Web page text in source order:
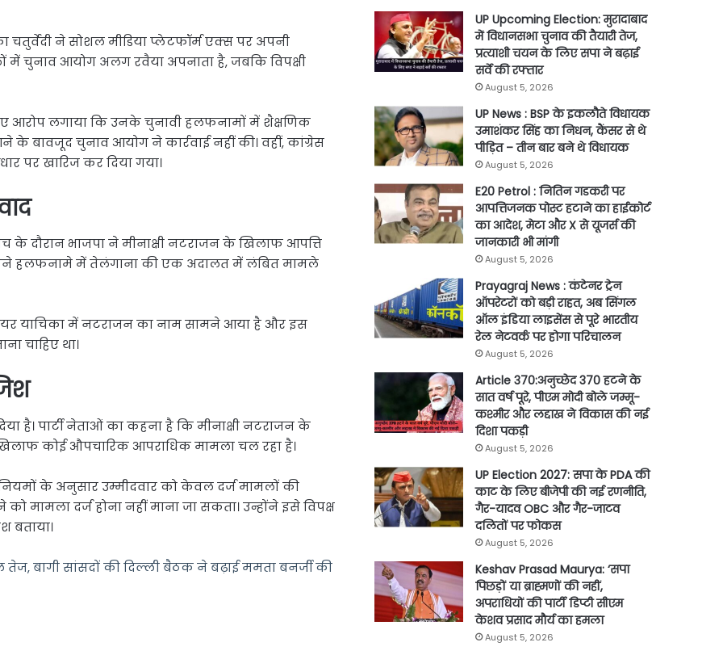
चतुर्वेदी ने सोशल मीडिया प्लेटफॉर्म एक्स पर अपनी
में चुनाव आयोग अलग रवैया अपनाता है, जबकि विपक्षी
हुए आरोप लगाया कि उनके चुनावी हलफनामों में शैक्षणिक
चुनाव आयोग ने कार्रवाई नहीं की। वहीं, कांग्रेस
पर खारिज कर दिया गया।
के दौरान भाजपा ने मीनाक्षी नटराजन के खिलाफ आपत्ति
हलफनामे में तेलंगाना की एक अदालत में लंबित मामले
याचिका में नटराजन का नाम सामने आया है और इस
चाहिए था।
है। पार्टी नेताओं का कहना है कि मीनाक्षी नटराजन के
कोई औपचारिक आपराधिक मामला चल रहा है।
के अनुसार उम्मीदवार को केवल दर्ज मामलों की
मामला दर्ज होना नहीं माना जा सकता। उन्होंने इसे विपक्ष
बताया।
तेज, बागी सांसदों की दिल्ली बैठक ने बढ़ाई ममता बनर्जी की
UP Upcoming Election: मुरादाबाद
में विधानसभा चुनाव की तैयारी तेज,
प्रत्याशी चयन के लिए सपा ने बढ़ाई
सर्वे की रफ्तार
August 5, 2026
UP News : BSP के इकलौते विधायक
उमाशंकर सिंह का निधन, कैंसर से थे
पीड़ित – तीन बार बने थे विधायक
August 5, 2026
E20 Petrol : नितिन गडकरी पर
आपत्तिजनक पोस्ट हटाने का हाईकोर्ट
का आदेश, मेटा और X से यूजर्स की
जानकारी भी मांगी
August 5, 2026
Prayagraj News : कंटेनर ट्रेन
ऑपरेटरों को बड़ी राहत, अब सिंगल
ऑल इंडिया लाइसेंस से पूरे भारतीय
रेल नेटवर्क पर होगा परिचालन
August 5, 2026
Article 370:अनुच्छेद 370 हटने के
सात वर्ष पूरे, पीएम मोदी बोले जम्मू-
कश्मीर और लद्दाख ने विकास की नई
दिशा पकड़ी
August 5, 2026
UP Election 2027: सपा के PDA की
काट के लिए बीजेपी की नई रणनीति,
गैर-यादव OBC और गैर-जाटव
दलितों पर फोकस
August 5, 2026
Keshav Prasad Maurya: ‘सपा
पिछड़ों या ब्राह्मणों की नहीं,
अपराधियों की पार्टी डिप्टी सीएम
केशव प्रसाद मौर्य का हमला
August 5, 2026